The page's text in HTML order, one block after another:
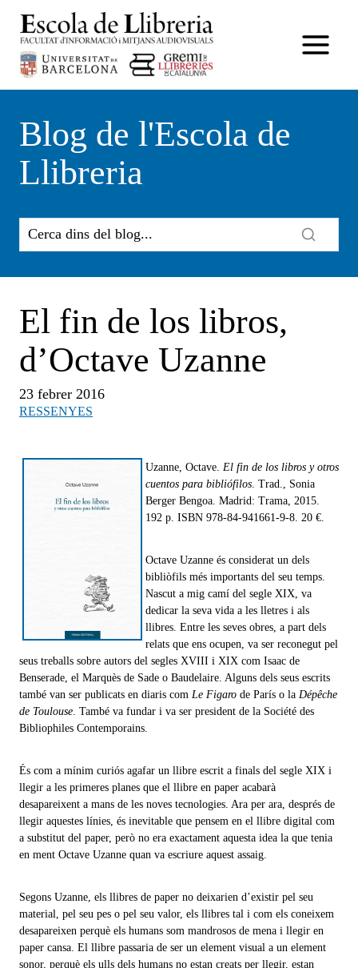
contingut
Blog de l'Escola de
Llibreria
El fin de los libros,
d’Octave Uzanne
23 febrer 2016
RESSENYES
Uzanne, Octave. El fin de los libros y otros
cuentos para bibliófilos . Trad., Sonia
Berger Bengoa. Madrid: Trama, 2015.
192 p. ISBN 978-84-941661-9-8. 20 €.
Octave Uzanne és considerat un dels
bibliòfils més importants del seu temps.
Nascut a mig camí del segle XIX, va
dedicar la seva vida a les lletres i als
llibres. Entre les seves obres, a part dels
relats que ens ocupen, va ser reconegut pel
seus treballs sobre autors del segles XVIII i XIX com Isaac de
Benserade, el Marquès de Sade o Baudelaire. Alguns dels seus escrits
també van ser publicats en diaris com Le Figaro de París o la Dépêche
de Toulouse . També va fundar i va ser president de la Société des
Bibliophiles Contemporains.
És com a mínim curiós agafar un llibre escrit a finals del segle XIX i
llegir a les primeres planes que el llibre en paper acabarà
desapareixent a mans de les noves tecnologies. Ara per ara, després de
llegir aquestes línies, és inevitable que pensem en el llibre digital com
a substitut del paper, però no era exactament aquesta idea la que tenia
en ment Octave Uzanne quan va escriure aquest assaig.
Segons Uzanne, els llibres de paper no deixarien d’existir pel seu
material, pel seu pes o pel seu valor, els llibres tal i com els coneixem
desapareixen perquè els humans som mandrosos de mena i llegir en
paper cansa. El llibre passaria de ser un element visual a un element
sonor, perquè els ulls dels humans no estan creats per llegir, estan